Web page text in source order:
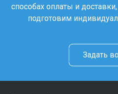
способах оплаты и
подготовим
Задать